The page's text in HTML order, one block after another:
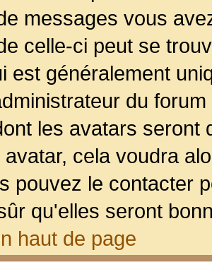
messages vous
celle-ci peut se
est généralement
du
les avatars seront
avatar, cela voudra
pouvez le contacter
qu'elles seront
haut de page